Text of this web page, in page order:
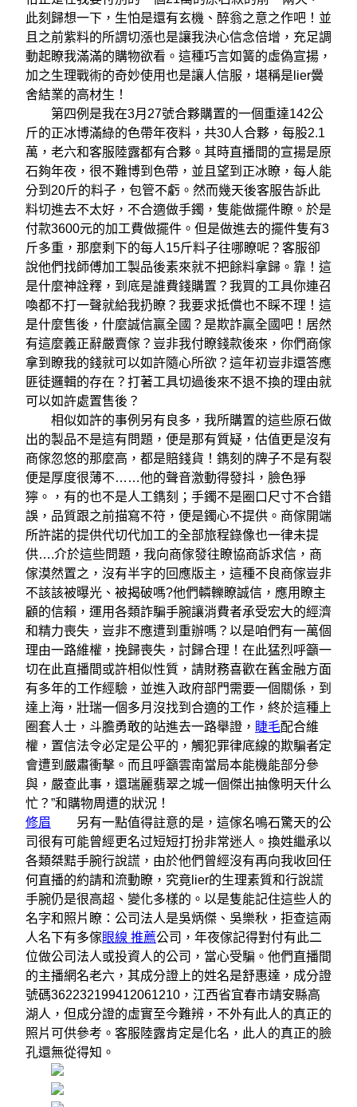
此刻歸想一下，生怕是還有玄機、醉翁之意之作吧！並
且之前紫料的所謂切漲也是讓我決心信念倍增，充足調
動起瞭我滿滿的購物欲看。這種巧言如簧的虛偽宣揚，
加之生理戰術的奇妙使用也是讓人信服，堪稱是lier黌
舍結業的高材生！
第四例是我在3月27號合夥購置的一個重達142公
斤的正冰博滿綠的色帶年夜料，共30人合夥，每股2.1
萬，老六和客服陸露都有合夥。其時直播間的宣揚是原
石夠年夜，很不難博到色帶，並且望到正冰瞭，每人能
分到20斤的料子，包管不虧。然而幾天後客服告訴此
料切進去不太好，不合適做手鐲，隻能做擺件瞭。於是
付款3600元的加工費做擺件。但是做進去的擺件隻有3
斤多重，那麼剩下的每人15斤料子往哪瞭呢？客服卻
說他們找師傅加工製品後素來就不把餘料拿歸。靠！這
是什麼神詮釋，到底是誰費錢購置？我買的工具你連召
喚都不打一聲就給我扔瞭？我要求抵償也不睬不理！這
是什麼售後，什麼誠信贏全國？是欺詐贏全國吧！居然
有這麼義正辭嚴賣傢？豈非我付瞭錢款後來，你們商傢
拿到瞭我的錢就可以如許隨心所欲？這年初豈非還答應
匪徒邏輯的存在？打著工具切過後來不退不換的理由就
可以如許處置售後？
相似如許的事例另有良多，我所購置的這些原石做
出的製品不是這有問題，便是那有質疑，估值更是沒有
商傢忽悠的那麼高，都是賠錢貨！鐫刻的牌子不是有裂
便是厚度很薄不……他的聲音激動得發抖，臉色猙
獰。，有的也不是人工鐫刻；手鐲不是圈口尺寸不合錯
誤，品質跟之前描寫不符，便是鐲心不提供。商傢開端
所許諾的提供代切代加工的全部旅程錄像也一律未提
供….介於這些問題，我向商傢發往瞭協商訴求信，商
傢漠然置之，沒有半字的回應版主，這種不良商傢豈非
不該該被曝光、被揭破嗎?他們轔轢瞭誠信，應用瞭主
顧的信賴，運用各類詐騙手腕讓消費者承受宏大的經濟
和精力喪失，豈非不應遭到重辦嗎？以是咱們有一萬個
理由一路維權，挽歸喪失，討歸合理！在此猛烈呼籲一
切在此直播間或許相似性質，請財務喜歡在舊金融方面
有多年的工作經驗，並進入政府部門需要一個關係，到
達上海，壯瑞一個多月沒找到合適的工作，終於這種上
圈套人士，斗膽勇敢的站進去一路舉證， 睫毛配合維
權，置信法令必定是公平的，觸犯罪律底線的欺騙者定
會遭到嚴肅衝擊。而且呼籲雲南當局本能機能部分參
與，嚴查此事，還瑞麗翡翠之城一個傑出抽像明天什么
忙？”和購物周遭的狀況！
修眉
另有一點值得註意的是，這傢名鳴石驚天的公
司很有可能曾經更名过短短打扮非常迷人。換姓繼承以
各類桀黠手腕行說謊，由於他們曾經沒有再向我收回任
何直播的約請和流動瞭，究竟lier的生理素質和行說謊
手腕仍是很高超、變化多樣的。以是隻能記住這些人的
名字和照片瞭：公司法人是吳炳傑、吳樂秋，拒查這兩
人名下有多傢眼線 推薦公司，年夜傢記得對付有此二
位做公司法人或投資人的公司，當心受騙。他們直播間
的主播網名老六，其成分證上的姓名是舒惠達，成分證
號碼362232199412061210，江西省宜春市靖安縣高
湖人，但成分證的虛實至今難辨，不外有此人的真正的
照片可供參考。客服陸露肯定是化名，此人的真正的臉
孔還無從得知。